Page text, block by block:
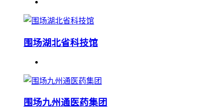
围场湖北省科技馆
围场九州通医药集团